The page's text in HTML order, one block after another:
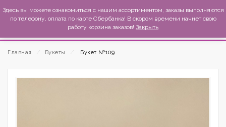
MexиKo
Главная Букеты Букет №109
Здесь вы можете ознакомиться с нашим ассортиментом, заказы выполняются
по телефону, оплата по карте Сбербанка! В скором времени начнет свою
работу корзина заказов! Закрыть